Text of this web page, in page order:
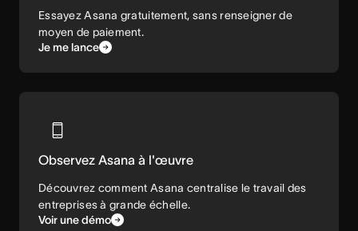
Essayez Asana gratuitement, sans renseigner de
moyen de paiement.
Je me lance
Observez Asana à l'œuvre
Découvrez comment Asana centralise le travail des
entreprises à grande échelle.
Voir une démo